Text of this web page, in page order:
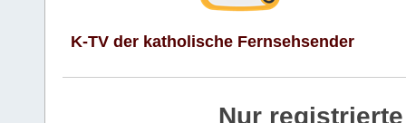
K-TV der katholische Fernsehsender
Nur